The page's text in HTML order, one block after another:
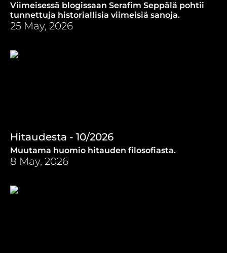
Viimeisessä blogissaan Serafim Seppälä pohtii
tunnettuja historiallisia viimeisiä sanoja.
25 May, 2026
Hitaudesta - 10/2026
Muutama huomio hitauden filosofiasta.
8 May, 2026